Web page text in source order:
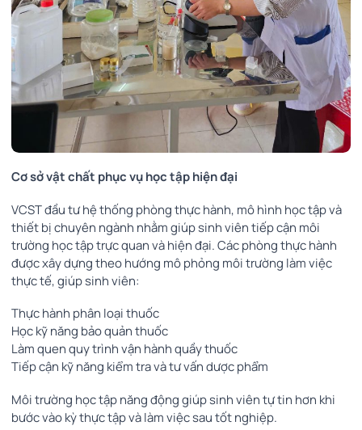
Cơ sở vật chất phục vụ học tập hiện đại
VCST đầu tư hệ thống phòng thực hành, mô hình học tập và
thiết bị chuyên ngành nhằm giúp sinh viên tiếp cận môi
trường học tập trực quan và hiện đại. Các phòng thực hành
được xây dựng theo hướng mô phỏng môi trường làm việc
thực tế, giúp sinh viên:
Thực hành phân loại thuốc
Học kỹ năng bảo quản thuốc
Làm quen quy trình vận hành quầy thuốc
Tiếp cận kỹ năng kiểm tra và tư vấn dược phẩm
Môi trường học tập năng động giúp sinh viên tự tin hơn khi
bước vào kỳ thực tập và làm việc sau tốt nghiệp.